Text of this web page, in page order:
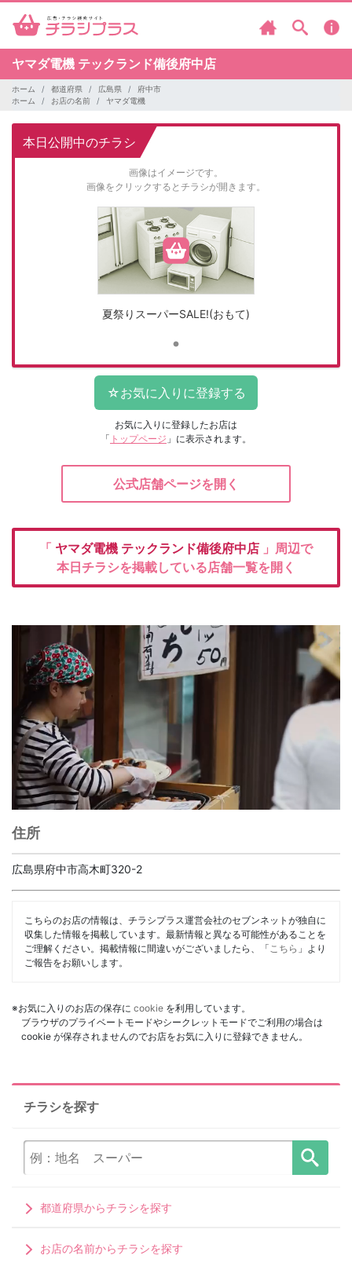
ヤマダ電機 テックランド備後府中店
ホーム 都道府県 広島県
府中市
ホーム
お店の名前 ヤマダ電機
本日公開中のチラシ
画像はイメージです。
画像をクリックするとチラシが開きます。
夏祭りスーパーSALE!(おもて)
お気に入りに登録したお店は
「 トップページ 」に表示されます。
公式店舗ページを開く
「 ヤマダ電機 テックランド備後府中店 」周辺で
本日チラシを掲載している店舗一覧を開く
住所
広島県府中市高木町320-2
こちらのお店の情報は、チラシプラス運営会社のセブンネットが独自に
収集した情報を掲載しています。最新情報と異なる可能性があることを
ご理解ください。掲載情報に間違いがございましたら、「 こちら 」より
ご報告をお願いします。
※お気に入りのお店の保存に cookie を利用しています。
ブラウザのプライベートモードやシークレットモードでご利用の場合は
cookie が保存されませんのでお店をお気に入りに登録できません。
チラシを探す
都道府県からチラシを探す
お店の名前からチラシを探す